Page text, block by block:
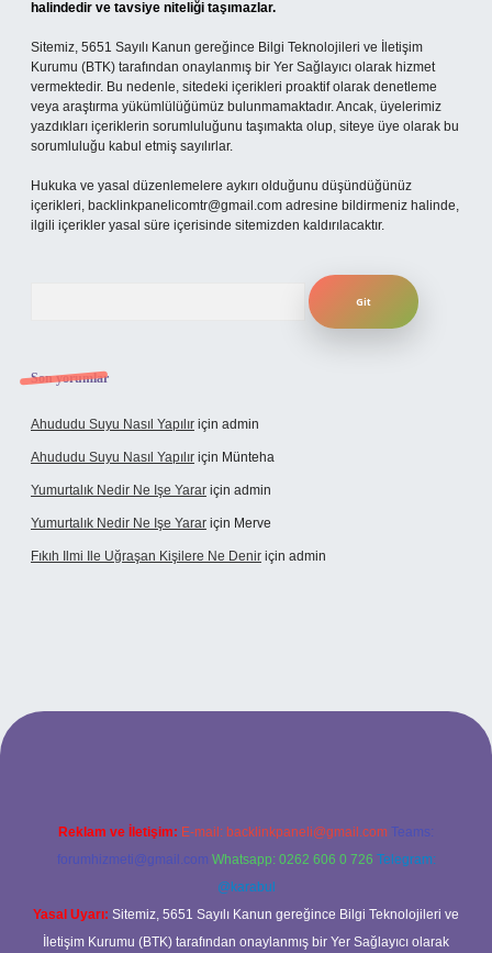
halindedir ve tavsiye niteliği taşımazlar.
Sitemiz, 5651 Sayılı Kanun gereğince Bilgi Teknolojileri ve İletişim
Kurumu (BTK) tarafından onaylanmış bir Yer Sağlayıcı olarak hizmet
vermektedir. Bu nedenle, sitedeki içerikleri proaktif olarak denetleme
veya araştırma yükümlülüğümüz bulunmamaktadır. Ancak, üyelerimiz
yazdıkları içeriklerin sorumluluğunu taşımakta olup, siteye üye olarak bu
sorumluluğu kabul etmiş sayılırlar.
Hukuka ve yasal düzenlemelere aykırı olduğunu düşündüğünüz
içerikleri, backlinkpanelicomtr@gmail.com adresine bildirmeniz halinde,
ilgili içerikler yasal süre içerisinde sitemizden kaldırılacaktır.
Son yorumlar
Ahududu Suyu Nasıl Yapılır için admin
Ahududu Suyu Nasıl Yapılır için Münteha
Yumurtalık Nedir Ne Işe Yarar için admin
Yumurtalık Nedir Ne Işe Yarar için Merve
Fıkıh Ilmi Ile Uğraşan Kişilere Ne Denir için admin
Reklam ve İletişim: E-mail: backlinkpaneli@gmail.com Teams:
forumhizmeti@gmail.com Whatsapp: 0262 606 0 726 Telegram:
@karabul
Yasal Uyarı: Sitemiz, 5651 Sayılı Kanun gereğince Bilgi Teknolojileri ve
İletişim Kurumu (BTK) tarafından onaylanmış bir Yer Sağlayıcı olarak